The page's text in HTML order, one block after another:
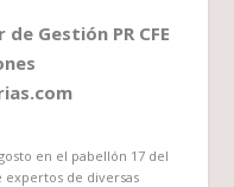
Gestión PR CFE
en el pabellón 17 del
de diversas